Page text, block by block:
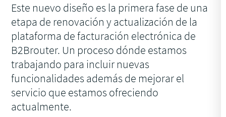
Este nuevo diseño es la primera fase de una
etapa de renovación y actualización de la
plataforma de facturación electrónica de
B2Brouter. Un proceso dónde estamos
trabajando para incluir nuevas
funcionalidades además de mejorar el
servicio que estamos ofreciendo
actualmente.